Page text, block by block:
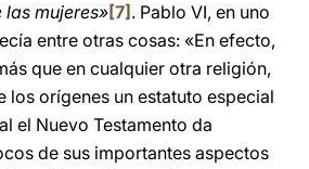
mujeres»[7] . Pablo VI, en uno
entre otras cosas: «En efecto,
que en cualquier otra religión,
los orígenes un estatuto especial
el Nuevo Testamento da
de sus importantes aspectos